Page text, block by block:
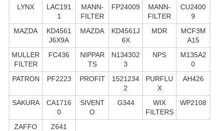
LYNX
LAC191
1
MANN-
FILTER
FP24009
MANN-
FILTER
CU2400
9
MAZDA
KD4561
J6X9A
MAZDA
KD4561J
6X
MDR
MCF3M
A15
MULLER
FILTER
FC436
NIPPAR
TS
N134302
3
NPS
M135A2
0
PATRON
PF2223 PROFIT
1521234
2
PURFLU
X
AH426
SAKURA
CA1716
0
SIVENT
O
G344
WIX
FILTERS
WP2108
ZAFFO Z641